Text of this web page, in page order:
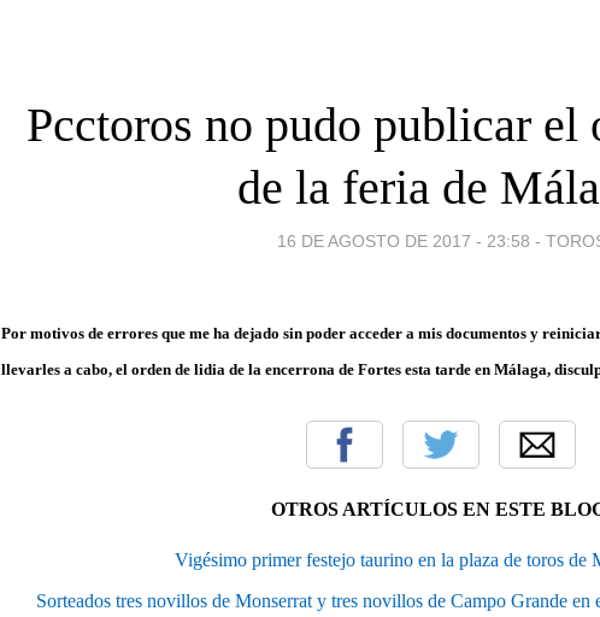
Pcctoros no pudo publicar el
de la feria de
16 DE AGOSTO DE 2017 - 23:58 -
Por motivos de errores que me ha dejado sin poder acceder a mis documentos y
llevarles a cabo, el orden de lidia de la encerrona de Fortes esta tarde en Málaga,
OTROS ARTÍCULOS EN ESTE
Vigésimo primer festejo taurino en la plaza de toros de
Sorteados tres novillos de Monserrat y tres novillos de Campo Grande en